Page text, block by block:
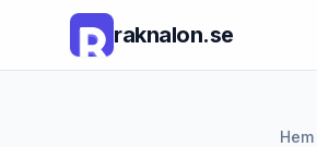
raknalon.se
Hem